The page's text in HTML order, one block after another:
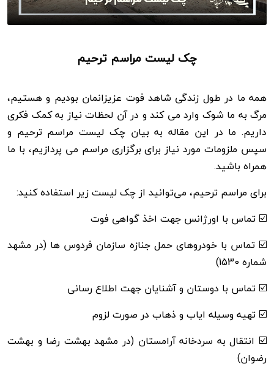
چک لیست مراسم ترحیم
همه ما در طول زندگی شاهد فوت عزیزانمان بودیم و هستیم،
مرگ به ما شوک وارد می کند و در آن لحظات نیاز به کمک فکری
داریم. ما در این مقاله به بیان چک لیست مراسم ترحیم و
سپس ملزومات مورد نیاز برای برگزاری مراسم می پردازیم، با ما
همراه باشید.
برای مراسم ترحیم، می‌توانید از چک لیست زیر استفاده کنید:
☑️ تماس با اورژانس جهت اخذ گواهی فوت
☑️ تماس با خودروهای حمل جنازه سازمان فردوس ها (در مشهد
شماره 1530)
☑️ تماس با دوستان و آشنایان جهت اطلاع رسانی
☑️ تهیه وسیله ایاب و ذهاب در صورت لزوم
☑️ انتقال به سردخانه آرامستان (در مشهد بهشت رضا و بهشت
رضوان)